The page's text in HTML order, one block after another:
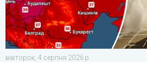
вівторок, 4 серпня 2026 р.